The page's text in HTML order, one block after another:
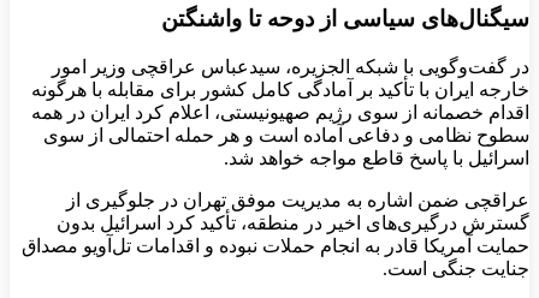
سیگنال‌های سیاسی از دوحه تا واشنگتن
در گفت‌وگویی با شبکه الجزیره، سیدعباس عراقچی وزیر امور
خارجه ایران با تأکید بر آمادگی کامل کشور برای مقابله با هرگونه
اقدام خصمانه از سوی رژیم صهیونیستی، اعلام کرد ایران در همه
سطوح نظامی و دفاعی آماده است و هر حمله احتمالی از سوی
اسرائیل با پاسخ قاطع مواجه خواهد شد.
عراقچی ضمن اشاره به مدیریت موفق تهران در جلوگیری از
گسترش درگیری‌های اخیر در منطقه، تأکید کرد اسرائیل بدون
حمایت آمریکا قادر به انجام حملات نبوده و اقدامات تل‌آویو مصداق
جنایت جنگی است.